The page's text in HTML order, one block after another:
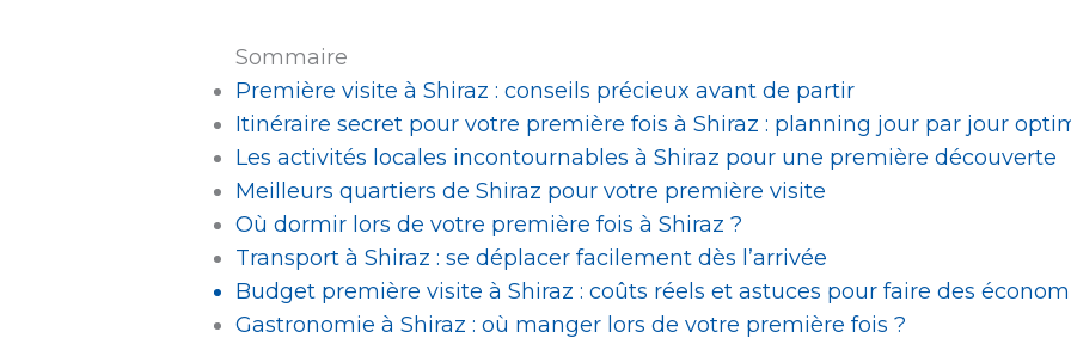
Sommaire
Première visite à Shiraz : conseils précieux avant de partir
Itinéraire secret pour votre première fois à Shiraz : planning jour par jour
Les activités locales incontournables à Shiraz pour une première découverte
Meilleurs quartiers de Shiraz pour votre première visite
Où dormir lors de votre première fois à Shiraz ?
Transport à Shiraz : se déplacer facilement dès l’arrivée
Budget première visite à Shiraz : coûts réels et astuces pour faire des
Gastronomie à Shiraz : où manger lors de votre première fois ?